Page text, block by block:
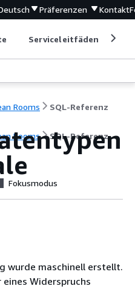
Präferenzen Kontakt
Serviceleitfäden
Rooms SQL-Referenz
Rooms SQL-Referenz
Fokusmodus
wurde maschinell erstellt.
Widerspruchs